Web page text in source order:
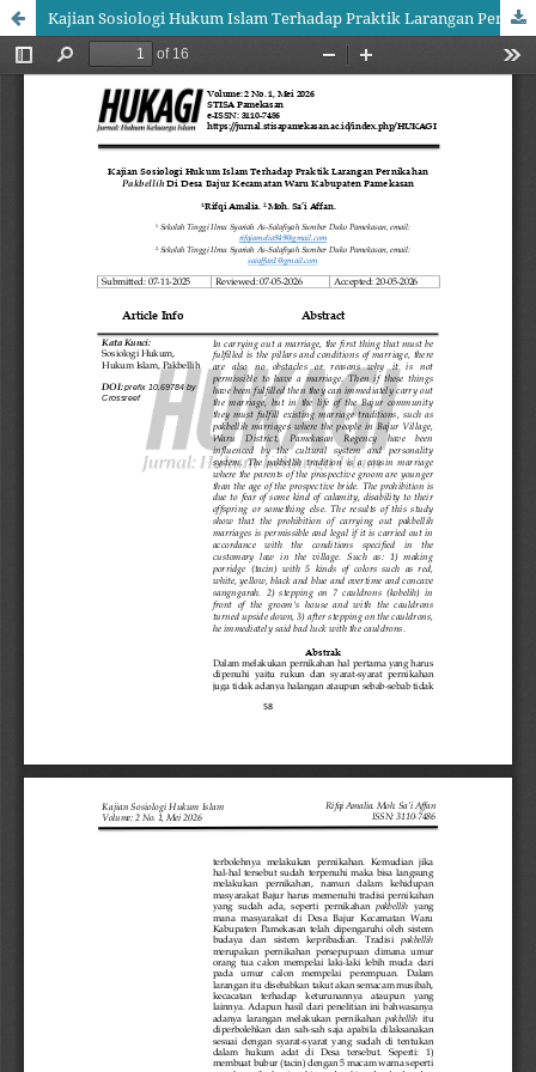
Kajian Sosiologi Hukum Islam Terhadap Praktik Larangan Pernikahan Pakbellih Di Desa Bajur Kecamatan Waru Kabupaten Pamekasan